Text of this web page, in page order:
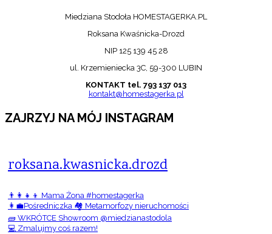
Miedziana Stodoła HOMESTAGERKA.PL
Roksana Kwaśnicka-Drozd
NIP 125 139 45 28
ul. Krzemieniecka 3C, 59-300 LUBIN
KONTAKT tel. 793 137 013
kontakt@homestagerka.pl
ZAJRZYJ NA MÓJ INSTAGRAM
roksana.kwasnicka.drozd
👨‍👩‍👧‍👦 Mama Żona #homestagerka
👩‍💼Pośredniczka 🏘️ Metamorfozy nieruchomości
🧱 WKRÓTCE Showroom @miedzianastodola
💻 Zmalujmy coś razem!